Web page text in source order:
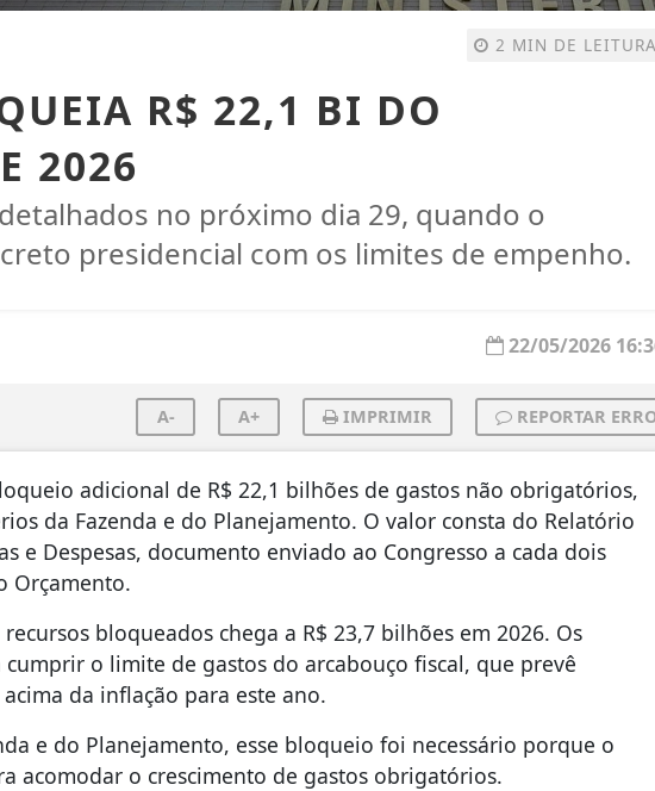
2 MIN DE LEITURA
R$ 22,1 BI DO
2026
no próximo dia 29, quando o
presidencial com os limites de empenho.
22/05/2026
A- A+ IMPRIMIR REPORTAR
adicional de R$ 22,1 bilhões de gastos não obrigatórios,
da Fazenda e do Planejamento. O valor consta do Relatório
e Despesas, documento enviado ao Congresso a cada dois
Orçamento.
bloqueados chega a R$ 23,7 bilhões em 2026. Os
o limite de gastos do arcabouço fiscal, que prevê
da inflação para este ano.
e do Planejamento, esse bloqueio foi necessário porque o
acomodar o crescimento de gastos obrigatórios.